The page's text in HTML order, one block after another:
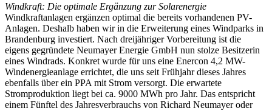
Windkraft: Die optimale Ergänzung zur Solarenergie
Windkraftanlagen ergänzen optimal die bereits vorhandenen PV-
Anlagen. Deshalb haben wir in die Erweiterung eines Windparks in
Brandenburg investiert. Nach dreijähriger Vorbereitung ist die
eigens gegründete Neumayer Energie GmbH nun stolze Besitzerin
eines Windrads. Konkret wurde für uns eine Enercon 4,2 MW-
Windenergieanlage errichtet, die uns seit Frühjahr dieses Jahres
ebenfalls über ein PPA mit Strom versorgt. Die erwartete
Stromproduktion liegt bei ca. 9000 MWh pro Jahr. Das entspricht
einem Fünftel des Jahresverbrauchs von Richard Neumayer oder